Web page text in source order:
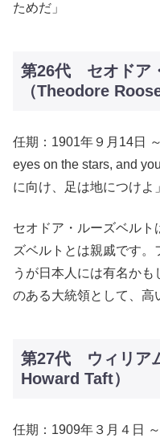
ためだ」
第26代 セオドア
（Theodore
任期：1901年９月14日
eyes on the stars, and
に向け、足は地につけよ」
セオドア・ルーズベルト
ズベルトとは親戚です
うが日本人には有名か
のある大統領として、高
第27代 ウィリア
Howard Taft）
任期：1909年３月４日